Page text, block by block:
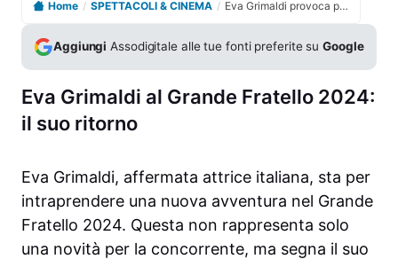
Home / SPETTACOLI & CINEMA / Eva Grimaldi provoca polemiche come concorrente del Grande Fratello, utenti in rivolta
Aggiungi Assodigitale alle tue fonti preferite suGoogle
Eva Grimaldi al Grande Fratello 2024:
il suo ritorno
Eva Grimaldi, affermata attrice italiana, sta per
intraprendere una nuova avventura nel Grande
Fratello 2024. Questa non rappresenta solo
una novità per la concorrente, ma segna il suo